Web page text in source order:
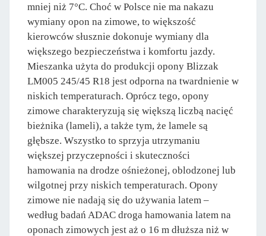
mniej niż 7°C. Choć w Polsce nie ma nakazu
wymiany opon na zimowe, to większość
kierowców słusznie dokonuje wymiany dla
większego bezpieczeństwa i komfortu jazdy.
Mieszanka użyta do produkcji opony Blizzak
LM005 245/45 R18 jest odporna na twardnienie w
niskich temperaturach. Oprócz tego, opony
zimowe charakteryzują się większą liczbą nacięć
bieżnika (lameli), a także tym, że lamele są
głębsze. Wszystko to sprzyja utrzymaniu
większej przyczepności i skuteczności
hamowania na drodze ośnieżonej, oblodzonej lub
wilgotnej przy niskich temperaturach. Opony
zimowe nie nadają się do używania latem –
według badań ADAC droga hamowania latem na
oponach zimowych jest aż o 16 m dłuższa niż w